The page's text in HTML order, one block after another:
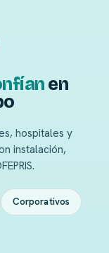
en
hospitales y
instalación,
Corporativos